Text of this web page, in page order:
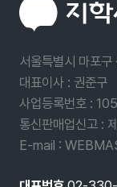
서울특별시 마포
대표이사 : 권준구
사업등록번호 :
통신판매업신고 :
E-mail :